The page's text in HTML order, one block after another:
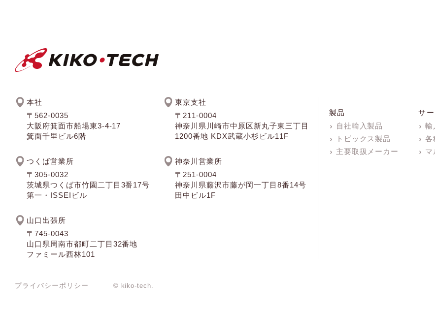
本社
〒562-0035
大阪府箕面市船場東3-4-17
箕面千里ビル6階
東京支社
〒211-0004
神奈川県川崎市中原区新丸子東三丁目
1200番地 KDX武蔵小杉ビル11F
つくば営業所
〒305-0032
茨城県つくば市竹園二丁目3番17号
第一・ISSEIビル
神奈川営業所
〒251-0004
神奈川県藤沢市藤が岡一丁目8番14号
田中ビル1F
山口出張所
〒745-0043
山口県周南市都町二丁目32番地
ファミール西林101
製品
自社輸入製品
トピックス製品
主要取扱メーカー
サ
輸
各
マ
プライバシーポリシー © kiko-tech.